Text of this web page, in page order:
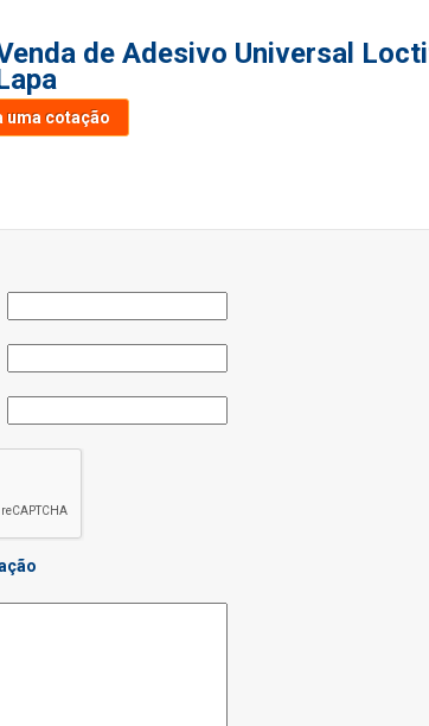
de Adesivo Universal
uma cotação